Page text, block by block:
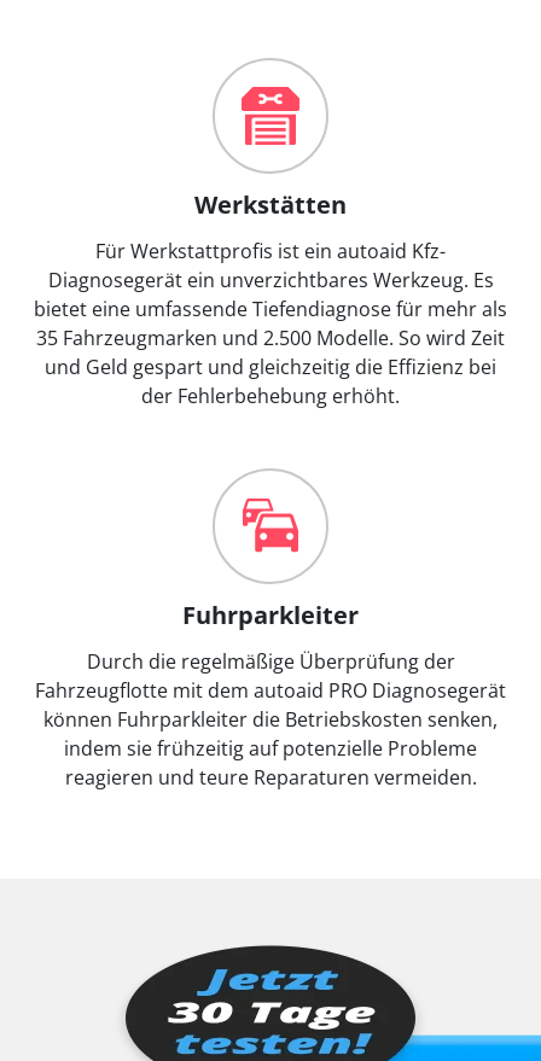
Werkstätten
Für Werkstattprofis ist ein autoaid Kfz-
Diagnosegerät ein unverzichtbares Werkzeug. Es
bietet eine umfassende Tiefendiagnose für mehr als
35 Fahrzeugmarken und 2.500 Modelle. So wird Zeit
und Geld gespart und gleichzeitig die Effizienz bei
der Fehlerbehebung erhöht.
Fuhrparkleiter
Durch die regelmäßige Überprüfung der
Fahrzeugflotte mit dem autoaid PRO Diagnosegerät
können Fuhrparkleiter die Betriebskosten senken,
indem sie frühzeitig auf potenzielle Probleme
reagieren und teure Reparaturen vermeiden.